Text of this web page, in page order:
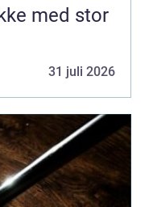
31 juli 2026